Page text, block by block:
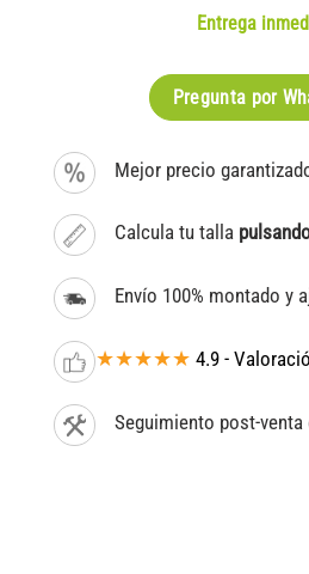
Entrega
Pregunta por
Mejor precio
Calcula tu talla
Envío 100% montado y
★★★★★ 4.9 -
Seguimiento post-venta